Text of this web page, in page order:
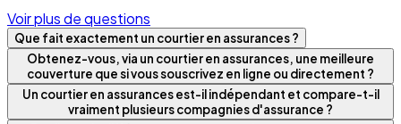
Voir plus de questions
Que fait exactement un courtier en assurances ?
Obtenez-vous, via un courtier en assurances, une meilleure
couverture que si vous souscrivez en ligne ou directement ?
Un courtier en assurances est-il indépendant et compare-t-il
vraiment plusieurs compagnies d'assurance ?